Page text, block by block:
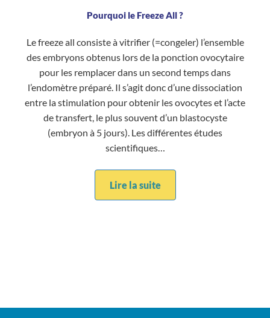
Pourquoi le Freeze All ?
Le freeze all consiste à vitrifier (=congeler) l’ensemble
des embryons obtenus lors de la ponction ovocytaire
pour les remplacer dans un second temps dans
l’endomètre préparé. Il s’agit donc d’une dissociation
entre la stimulation pour obtenir les ovocytes et l’acte
de transfert, le plus souvent d’un blastocyste
(embryon à 5 jours). Les différentes études
scientifiques…
Lire la suite